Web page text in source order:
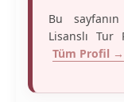
Bu
Lisanslı Tur
Tüm Profil →